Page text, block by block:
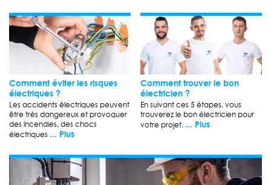
Comment éviter les risques
électriques ?
Les accidents électriques peuvent
être très dangereux et provoquer
des incendies, des chocs
électriques ... Plus
Comment trouver le bon
électricien ?
En suivant ces 5 étapes, vous
trouverez le bon électricien pour
votre projet. ... Plus